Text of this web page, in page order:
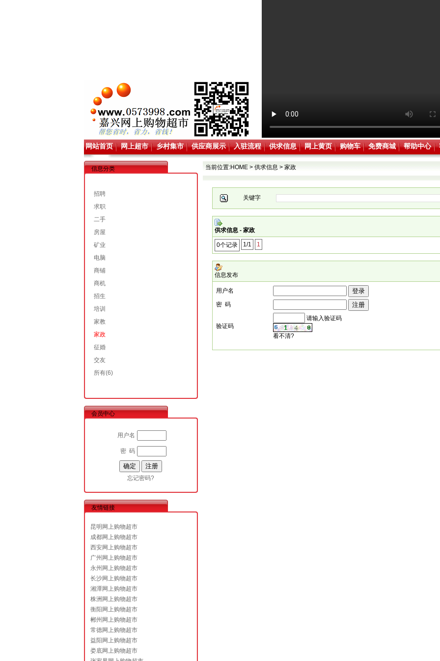
网站首页 网上超市 乡村集市 供应商展示 入驻流程 供求信息 网上黄页 购物车 免费商城 帮助中心
信息分类
招聘
求职
二手
房屋
矿业
电脑
商铺
商机
招生
培训
家教
家政
征婚
交友
所有(6)
会员中心
用户名
密 码
忘记密码?
友情链接
昆明网上购物超市
成都网上购物超市
西安网上购物超市
广州网上购物超市
永州网上购物超市
长沙网上购物超市
湘潭网上购物超市
株洲网上购物超市
衡阳网上购物超市
郴州网上购物超市
常德网上购物超市
益阳网上购物超市
娄底网上购物超市
当前位置:HOME> 供求信息 > 家政
关键字
供求信息 - 家政
0个记录 1/1 1
信息发布
用户名
密 码
验证码
请输入验证码
看不清?